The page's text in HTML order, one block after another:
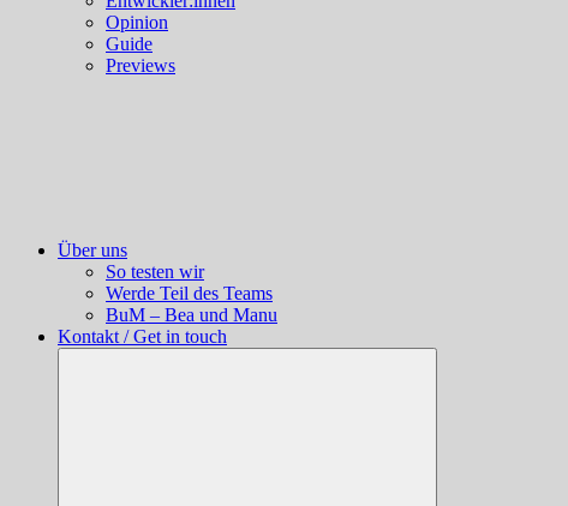
Opinion
Guide
Previews
Über uns
So testen wir
Werde Teil des Teams
BuM – Bea und Manu
Kontakt / Get in touch